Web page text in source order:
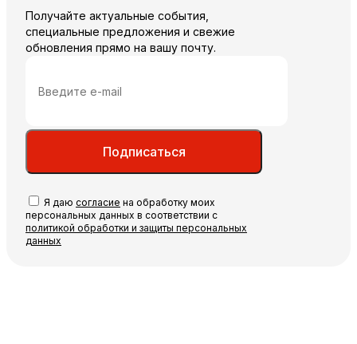
Получайте актуальные события,
специальные предложения и свежие
обновления прямо на вашу почту.
Подписаться
Я даю согласие на обработку моих
персональных данных в соответствии с
политикой обработки и защиты персональных
данных